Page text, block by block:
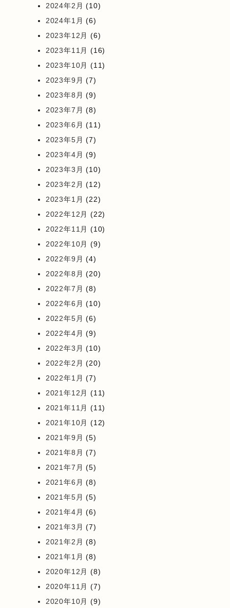
2024年2月 (10)
2024年1月 (6)
2023年12月 (6)
2023年11月 (16)
2023年10月 (11)
2023年9月 (7)
2023年8月 (9)
2023年7月 (8)
2023年6月 (11)
2023年5月 (7)
2023年4月 (9)
2023年3月 (10)
2023年2月 (12)
2023年1月 (22)
2022年12月 (22)
2022年11月 (10)
2022年10月 (9)
2022年9月 (4)
2022年8月 (20)
2022年7月 (8)
2022年6月 (10)
2022年5月 (6)
2022年4月 (9)
2022年3月 (10)
2022年2月 (20)
2022年1月 (7)
2021年12月 (11)
2021年11月 (11)
2021年10月 (12)
2021年9月 (5)
2021年8月 (7)
2021年7月 (5)
2021年6月 (8)
2021年5月 (5)
2021年4月 (6)
2021年3月 (7)
2021年2月 (8)
2021年1月 (8)
2020年12月 (8)
2020年11月 (7)
2020年10月 (9)